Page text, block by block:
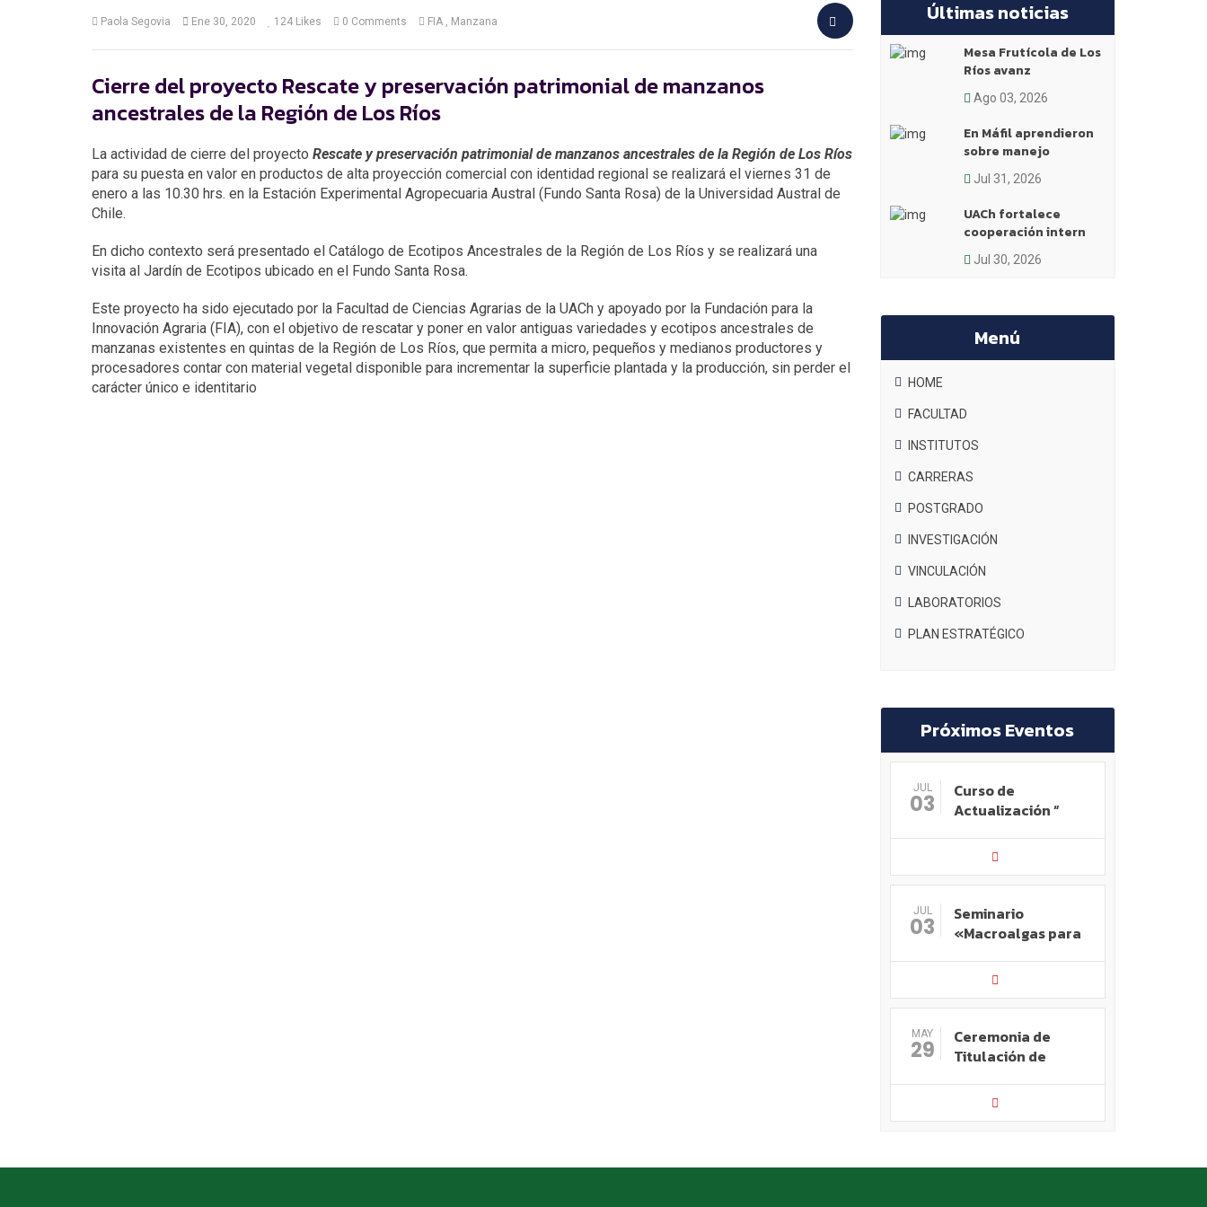
Paola Segovia Ene 30, 2020 124 Likes 0 Comments FIA Manzana
Cierre del proyecto Rescate y preservación patrimonial de manzanos
ancestrales de la Región de Los Ríos
La actividad de cierre del proyecto Rescate y preservación patrimonial de manzanos ancestrales de la Región de Los Ríos
para su puesta en valor en productos de alta proyección comercial con identidad regional se realizará el viernes 31 de
enero a las 10.30 hrs. en la Estación Experimental Agropecuaria Austral (Fundo Santa Rosa) de la Universidad Austral de
Chile.
En dicho contexto será presentado el Catálogo de Ecotipos Ancestrales de la Región de Los Ríos y se realizará una
visita al Jardín de Ecotipos ubicado en el Fundo Santa Rosa.
Este proyecto ha sido ejecutado por la Facultad de Ciencias Agrarias de la UACh y apoyado por la Fundación para la
Innovación Agraria (FIA), con el objetivo de rescatar y poner en valor antiguas variedades y ecotipos ancestrales de
manzanas existentes en quintas de la Región de Los Ríos, que permita a micro, pequeños y medianos productores y
procesadores contar con material vegetal disponible para incrementar la superficie plantada y la producción, sin perder el
carácter único e identitario
Últimas noticias
Mesa Frutícola de Los
Ríos avanz
Ago 03, 2026
En Máfil aprendieron
sobre manejo
Jul 31, 2026
UACh fortalece
cooperación intern
Jul 30, 2026
Menú
HOME
FACULTAD
INSTITUTOS
CARRERAS
POSTGRADO
INVESTIGACIÓN
VINCULACIÓN
LABORATORIOS
PLAN ESTRATÉGICO
Próximos Eventos
JUL
03
Curso de
Actualización “
JUL
03
Seminario
«Macroalgas para
MAY
29
Ceremonia de
Titulación de